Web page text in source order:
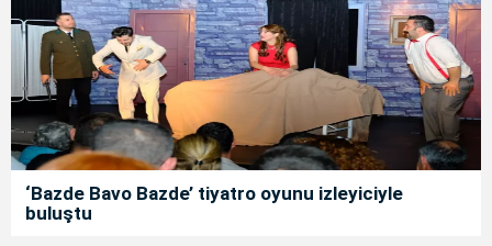
‘Bazde Bavo Bazde’ tiyatro oyunu izleyiciyle
buluştu